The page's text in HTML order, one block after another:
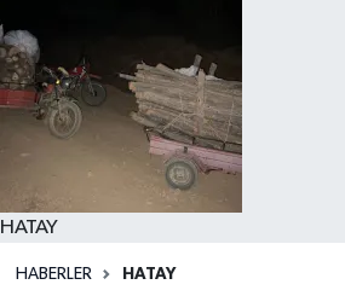
HATAY
HABERLER HATAY